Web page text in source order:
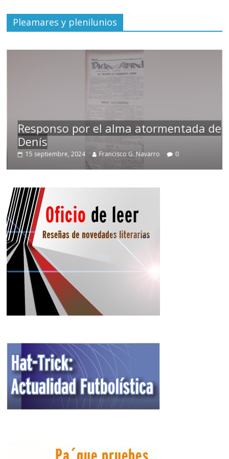
Pleamares y plenilunios
por el alma atormentada de
septiembre, 2024 Francisco G. Navarro 0